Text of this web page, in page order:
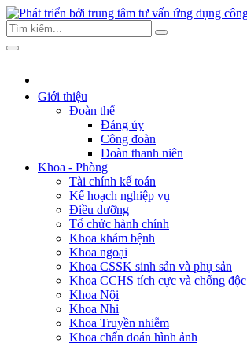
Giới thiệu
Đoàn thể
Đảng ủy
Công đoàn
Đoàn thanh niên
Khoa - Phòng
Tài chính kế toán
Kế hoạch nghiệp vụ
Điều dưỡng
Tổ chức hành chính
Khoa khám bệnh
Khoa ngoại
Khoa CSSK sinh sản và phụ sản
Khoa CCHS tích cực và chống độc
Khoa Nội
Khoa Nhi
Khoa Truyền nhiễm
Khoa chẩn đoán hình ảnh